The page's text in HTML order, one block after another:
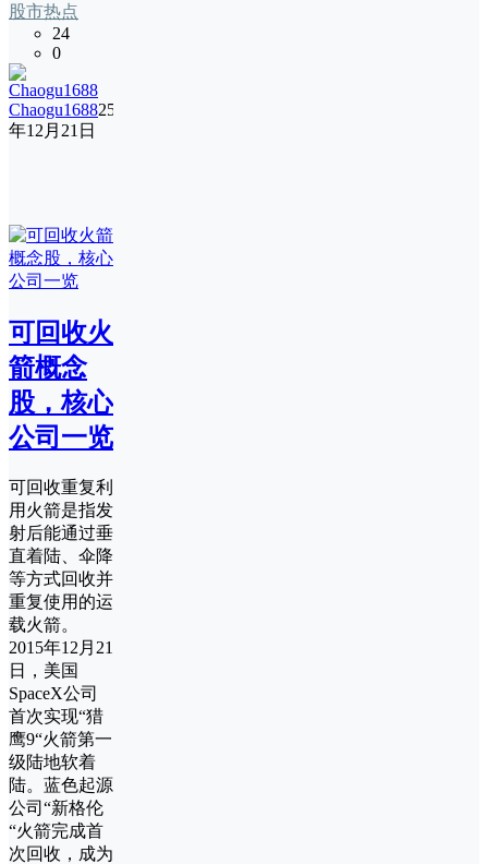
股市热点
24
0
Chaogu168825
年12月21日
可回收火
箭概念
股，核心
公司一览
可回收重复利
用火箭是指发
射后能通过垂
直着陆、伞降
等方式回收并
重复使用的运
载火箭。
2015年12月21
日，美国
SpaceX公司
首次实现“猎
鹰9“火箭第一
级陆地软着
陆。蓝色起源
公司“新格伦
“火箭完成首
次回收，成为